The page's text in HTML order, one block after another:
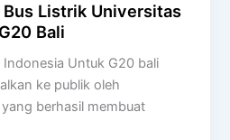
Listrik Universitas
Bali
Untuk G20 bali
ke publik oleh
berhasil membuat